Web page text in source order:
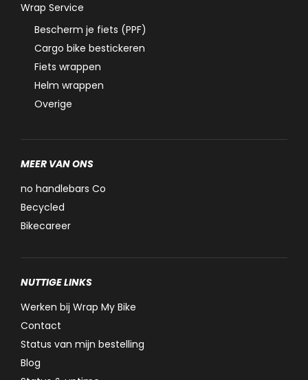
Wrap Service
Bescherm je fiets (PPF)
Cargo bike bestickeren
Fiets wrappen
Helm wrappen
Overige
MEER VAN ONS
no handlebars Co
Becycled
Bikecareer
NUTTIGE LINKS
Werken bij Wrap My Bike
Contact
Status van mijn bestelling
Blog